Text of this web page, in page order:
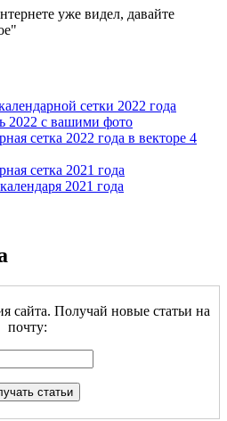
уже видел, давайте
сетки 2022 года
2022 с вашими фото
сетка 2022 года в векторе 4
сетка 2021 года
2021 года
сайта. Получай новые статьи на
почту: